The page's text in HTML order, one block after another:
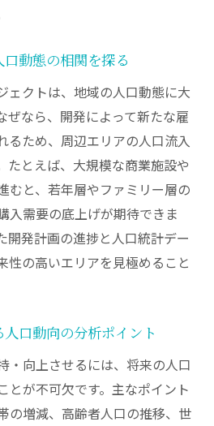
動態の相関を探る
ェクトは、地域の人口動態に大
ぜなら、開発によって新たな雇
るため、周辺エリアの人口流入
たとえば、大規模な商業施設や
むと、若年層やファミリー層の
入需要の底上げが期待できま
開発計画の進捗と人口統計デー
性の高いエリアを見極めること
口動向の分析ポイント
・向上させるには、将来の人口
とが不可欠です。主なポイント
の増減、高齢者人口の推移、世